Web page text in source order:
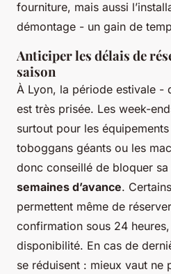
fourniture, mais aussi
démontage - un gain de
Anticiper les délais de
saison
À Lyon, la période estivale -
est très prisée. Les week-
surtout pour les
toboggans géants ou les
donc conseillé de bloquer
semaines d’avance.
permettent même de
confirmation sous 24
disponibilité. En cas de
se réduisent : mieux vaut ne